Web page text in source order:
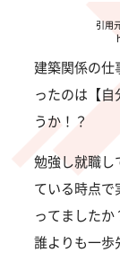
引用
建築関係の仕
ったのは【
うか！？
勉強し就職し
ている時点で
ってましたか
誰よりも一歩